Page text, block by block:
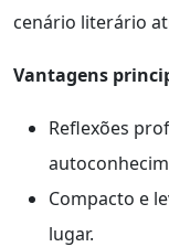
cenário literário
Vantagens
Reflexões
Compacto e
lugar.